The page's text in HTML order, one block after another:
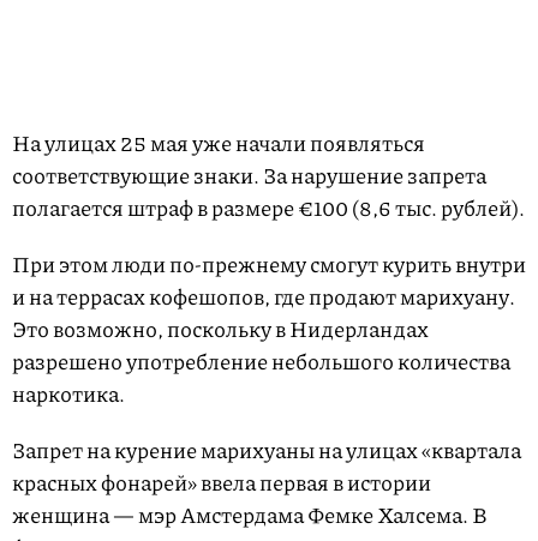
На улицах 25 мая уже начали появляться
соответствующие знаки. За нарушение запрета
полагается штраф в размере €100 (8,6 тыс. рублей).
При этом люди по-прежнему смогут курить внутри
и на террасах кофешопов, где продают марихуану.
Это возможно, поскольку в Нидерландах
разрешено употребление небольшого количества
наркотика.
Запрет на курение марихуаны на улицах «квартала
красных фонарей» ввела первая в истории
женщина — мэр Амстердама Фемке Халсема. В